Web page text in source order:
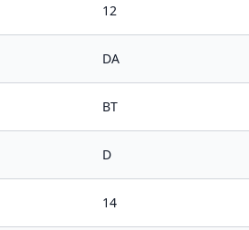
12
DA
BT
D
14